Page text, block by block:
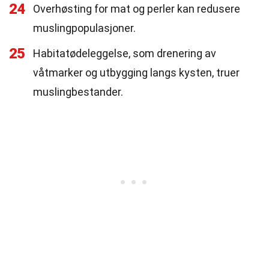
24
Overhøsting for mat og perler kan redusere
muslingpopulasjoner.
25
Habitatødeleggelse, som drenering av
våtmarker og utbygging langs kysten, truer
muslingbestander.